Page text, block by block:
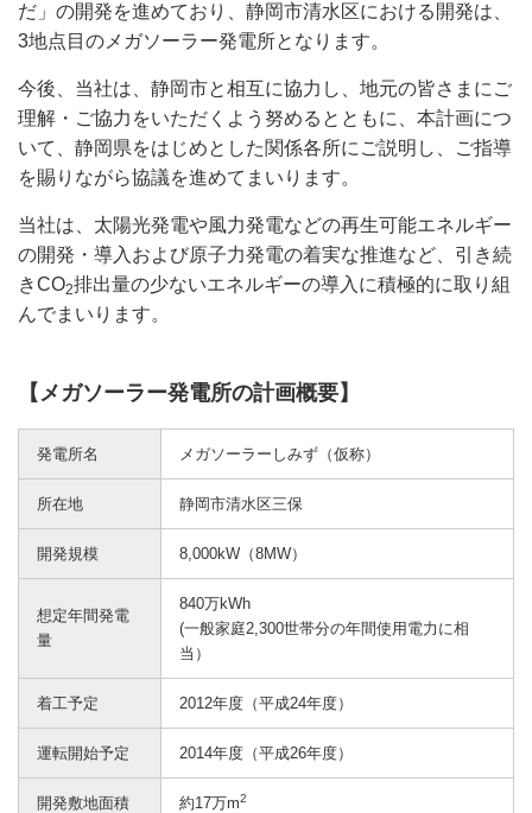
だ」の開発を進めており、静岡市清水区における開発は、
3地点目のメガソーラー発電所となります。
今後、当社は、静岡市と相互に協力し、地元の皆さまにご
理解・ご協力をいただくよう努めるとともに、本計画につ
いて、静岡県をはじめとした関係各所にご説明し、ご指導
を賜りながら協議を進めてまいります。
当社は、太陽光発電や風力発電などの再生可能エネルギー
の開発・導入および原子力発電の着実な推進など、引き続
きCO2排出量の少ないエネルギーの導入に積極的に取り組
んでまいります。
【メガソーラー発電所の計画概要】
発電所名 メガソーラーしみず（仮称）
所在地 静岡市清水区三保
開発規模 8,000kW（8MW）
想定年間発電
量
840万kWh
(一般家庭2,300世帯分の年間使用電力に相
当）
着工予定 2012年度（平成24年度）
運転開始予定 2014年度（平成26年度）
開発敷地面積 約17万m2